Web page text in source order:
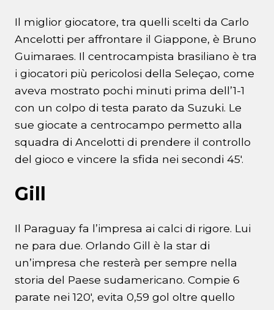
Il miglior giocatore, tra quelli scelti da Carlo
Ancelotti per affrontare il Giappone, è Bruno
Guimaraes. Il centrocampista brasiliano è tra
i giocatori più pericolosi della Seleçao, come
aveva mostrato pochi minuti prima dell’1-1
con un colpo di testa parato da Suzuki. Le
sue giocate a centrocampo permetto alla
squadra di Ancelotti di prendere il controllo
del gioco e vincere la sfida nei secondi 45′.
Gill
Il Paraguay fa l’impresa ai calci di rigore. Lui
ne para due. Orlando Gill è la star di
un’impresa che resterà per sempre nella
storia del Paese sudamericano. Compie 6
parate nei 120′, evita 0,59 gol oltre quello